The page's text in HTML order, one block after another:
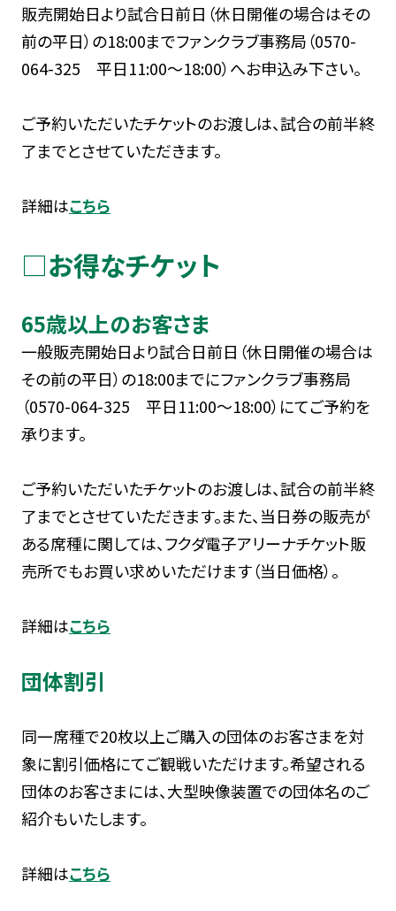
販売開始日より試合日前日（休日開催の場合はその
前の平日）の18:00までファンクラブ事務局（0570-
064-325 平日11:00～18:00）へお申込み下さい。
ご予約いただいたチケットのお渡しは、試合の前半終
了までとさせていただきます。
詳細はこちら
□お得なチケット
65歳以上のお客さま
一般販売開始日より試合日前日（休日開催の場合は
その前の平日）の18:00までにファンクラブ事務局
（0570-064-325 平日11:00～18:00）にてご予約を
承ります。
ご予約いただいたチケットのお渡しは、試合の前半終
了までとさせていただきます。また、当日券の販売が
ある席種に関しては、フクダ電子アリーナチケット販
売所でもお買い求めいただけます（当日価格）。
詳細はこちら
団体割引
同一席種で20枚以上ご購入の団体のお客さまを対
象に割引価格にてご観戦いただけます。希望される
団体のお客さまには、大型映像装置での団体名のご
紹介もいたします。
詳細はこちら